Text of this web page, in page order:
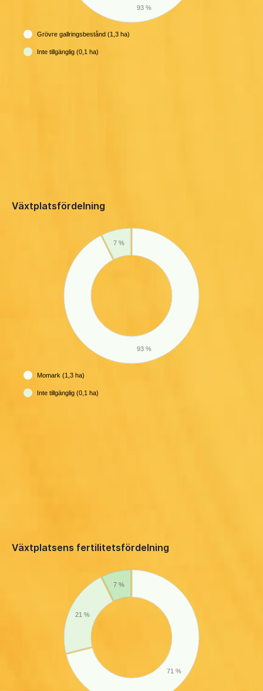
93 %
Grövre gallringsbestånd (1,3 ha)
Inte tillgänglig (0,1 ha)
Växtplatsfördelning
93 %
7 %
Momark (1,3 ha)
Inte tillgänglig (0,1 ha)
Växtplatsens fertilitetsfördelning
71 %
21 %
7 %